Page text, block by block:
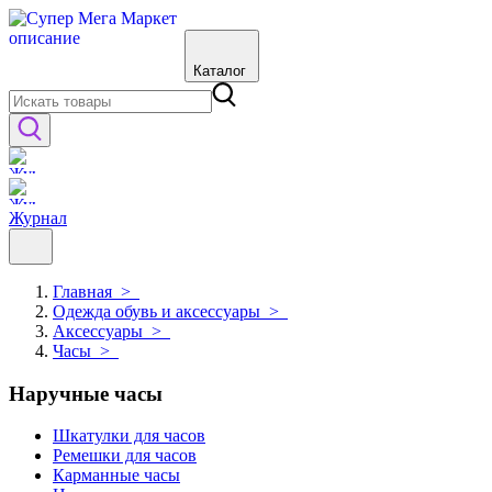
Каталог
Журнал
Главная >
Одежда обувь и аксессуары >
Аксессуары >
Часы >
Наручные часы
Шкатулки для часов
Ремешки для часов
Карманные часы